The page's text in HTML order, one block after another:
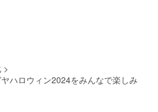
念なが
ら無効
た方
下の2種
類から
>
ハロウィン2024をみんなで楽しみ